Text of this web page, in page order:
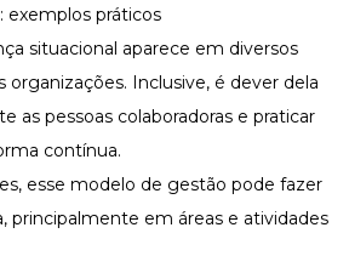
exemplos práticos
situacional aparece em diversos
Inclusive, é dever dela
as pessoas colaboradoras e praticar
contínua.
esse modelo de gestão pode fazer
principalmente em áreas e atividades